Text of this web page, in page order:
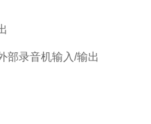
部录音机输入/输出